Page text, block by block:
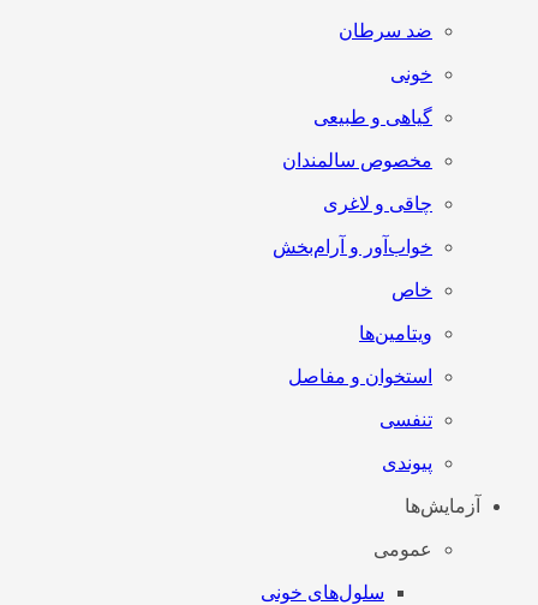
ضد سرطان
خونی
گیاهی و طبیعی
مخصوص سالمندان
چاقی و لاغری
خواب‌آور و آرام‌بخش
خاص
ویتامین‌ها
استخوان و مفاصل
تنفسی
پیوندی
آزمایش‌ها
عمومی
سلول‌های خونی